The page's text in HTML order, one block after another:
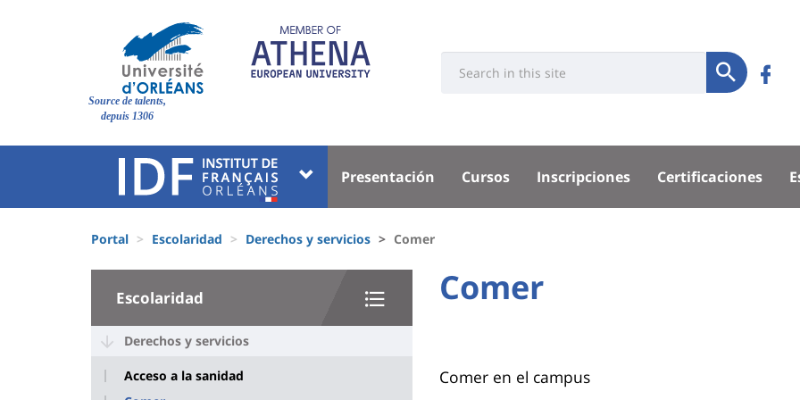
Site
Source de talents,
depuis 1306
Université
Soumettre
Université
Block
liste
des
composantes
Menu
principal
Presentación Cursos Inscripciones Certificaciones
d'Ariane
Portal Escolaridad Derechos y servicios Comer
University
Sidebar
Escolaridad
Derechos y servicios
Acceso a la sanidad
University
content
Titre
page
Comer
Contenu
Comer en el campus